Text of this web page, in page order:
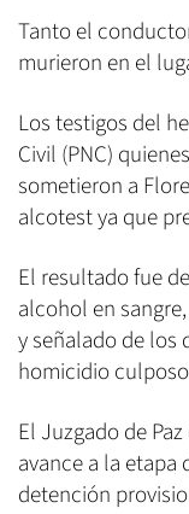
Tanto el
murieron en el
Los testigos del
Civil (PNC)
sometieron a
alcotest ya que
El resultado fue
alcohol en
y señalado de los
homicidio
El Juzgado de
avance a la
detención